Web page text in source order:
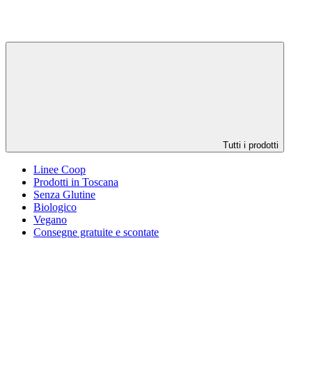
Tutti i prodotti
Linee Coop
Prodotti in Toscana
Senza Glutine
Biologico
Vegano
Consegne gratuite e scontate